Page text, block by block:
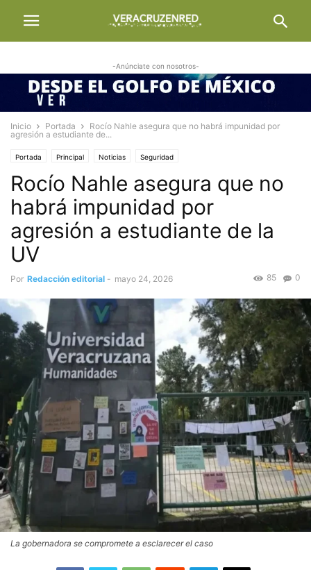
-Anúnciate con nosotros-
Inicio Portada
Rocío Nahle asegura que no habrá impunidad por
agresión a estudiante de...
Portada Principal Noticias Seguridad
Rocío Nahle asegura que no
habrá impunidad por
agresión a estudiante de la
UV
Por Redacción editorial - mayo 24, 2026 0
85
La gobernadora se compromete a esclarecer el caso